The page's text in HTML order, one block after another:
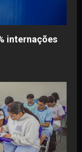
internações